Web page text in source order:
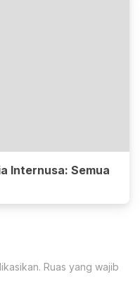
Internusa: Semua
Ruas yang wajib